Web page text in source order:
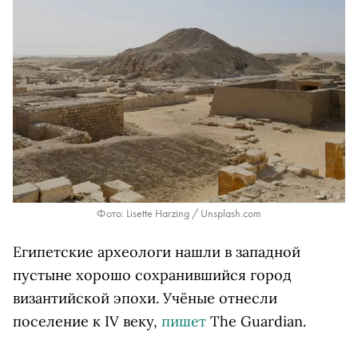
Фото: Lisette Harzing / Unsplash.com
Египетские археологи нашли в западной
пустыне хорошо сохранившийся город
византийской эпохи. Учёные отнесли
поселение к IV веку, пишет The Guardian.